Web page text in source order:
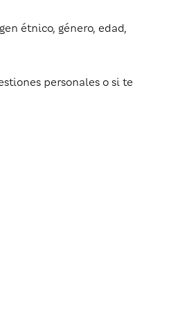
étnico, género, edad,
personales o si te